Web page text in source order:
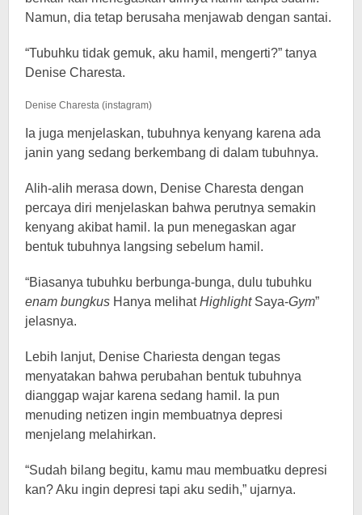
Namun, dia tetap berusaha menjawab dengan santai.
“Tubuhku tidak gemuk, aku hamil, mengerti?” tanya
Denise Charesta.
Denise Charesta (instagram)
Ia juga menjelaskan, tubuhnya kenyang karena ada
janin yang sedang berkembang di dalam tubuhnya.
Alih-alih merasa down, Denise Charesta dengan
percaya diri menjelaskan bahwa perutnya semakin
kenyang akibat hamil. Ia pun menegaskan agar
bentuk tubuhnya langsing sebelum hamil.
“Biasanya tubuhku berbunga-bunga, dulu tubuhku
enam bungkus Hanya melihatHighlightSaya-Gym”
jelasnya.
Lebih lanjut, Denise Chariesta dengan tegas
menyatakan bahwa perubahan bentuk tubuhnya
dianggap wajar karena sedang hamil. Ia pun
menuding netizen ingin membuatnya depresi
menjelang melahirkan.
“Sudah bilang begitu, kamu mau membuatku depresi
kan? Aku ingin depresi tapi aku sedih,” ujarnya.